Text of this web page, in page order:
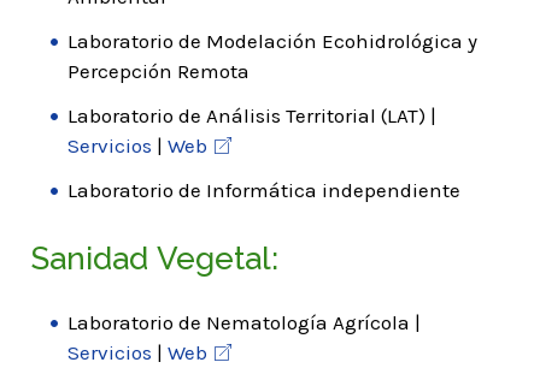
Laboratorio de Modelación Ecohidrológica y
Percepción Remota
Laboratorio de Análisis Territorial (LAT) |
Servicios |Web
Laboratorio de Informática independiente
Sanidad Vegetal:
Laboratorio de Nematología Agrícola |
Servicios |Web